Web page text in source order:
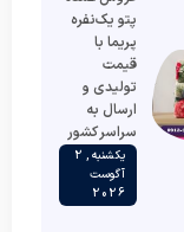
پتو یک‌نفره
پریما با
قیمت
تولیدی و
ارسال به
سراسر کشور
یکشنبه , 2
آگوست
2026